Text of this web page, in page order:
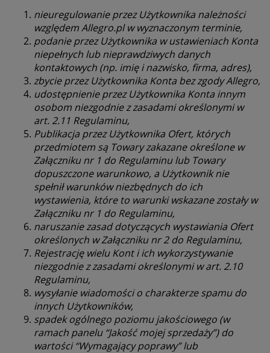
nieuregulowanie przez Użytkownika należności
względem Allegro.pl w wyznaczonym terminie,
podanie przez Użytkownika w ustawieniach Konta
niepełnych lub nieprawdziwych danych
kontaktowych (np. imię i nazwisko, firma, adres),
zbycie przez Użytkownika Konta bez zgody Allegro,
udostępnienie przez Użytkownika Konta innym
osobom niezgodnie z zasadami określonymi w
art. 2.11 Regulaminu,
Publikacja przez Użytkownika Ofert, których
przedmiotem są Towary zakazane określone w
Załączniku nr 1 do Regulaminu lub Towary
dopuszczone warunkowo, a Użytkownik nie
spełnił warunków niezbędnych do ich
wystawienia, które to warunki wskazane zostały w
Załączniku nr 1 do Regulaminu,
naruszanie zasad dotyczących wystawiania Ofert
określonych w Załączniku nr 2 do Regulaminu,
Rejestrację wielu Kont i ich wykorzystywanie
niezgodnie z zasadami określonymi w art. 2.10
Regulaminu,
wysyłanie wiadomości o charakterze spamu do
innych Użytkowników,
spadek ogólnego poziomu jakościowego (w
ramach panelu “Jakość mojej sprzedaży”) do
wartości “Wymagający poprawy” lub